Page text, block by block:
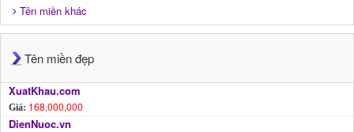
Tên miền khác
Tên miền đẹp
XuatKhau.com
Giá: 168,000,000
DienNuoc.vn